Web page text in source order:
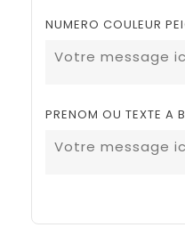
NUMERO COULEUR
PRENOM OU TEXTE A